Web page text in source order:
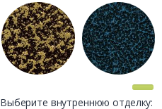
Выберите внутреннюю отделку: